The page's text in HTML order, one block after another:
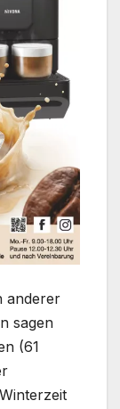
anderer
sagen
(61